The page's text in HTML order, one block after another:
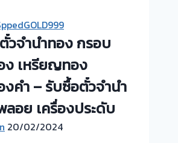
ทอง
|
ย่าน
–
ผล
งาน
วจำนำทอง กรอบ
ง เหรียญทอง
งคำ – รับซื้อตั๋วจำนำ
ลอย เครื่องประดับ
20/02/2024